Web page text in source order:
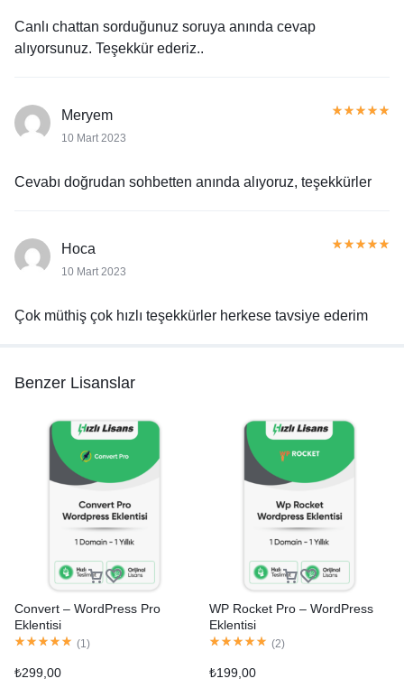
Canlı chattan sorduğunuz soruya anında cevap
alıyorsunuz. Teşekkür ederiz..
Meryem
10 Mart 2023
Cevabı doğrudan sohbetten anında alıyoruz, teşekkürler
Hoca
10 Mart 2023
Çok müthiş çok hızlı teşekkürler herkese tavsiye ederim
Benzer Lisanslar
Convert – WordPress Pro
Eklentisi
(1 )
₺299,00
WP Rocket Pro – WordPress
Eklentisi
(2)
₺199,00